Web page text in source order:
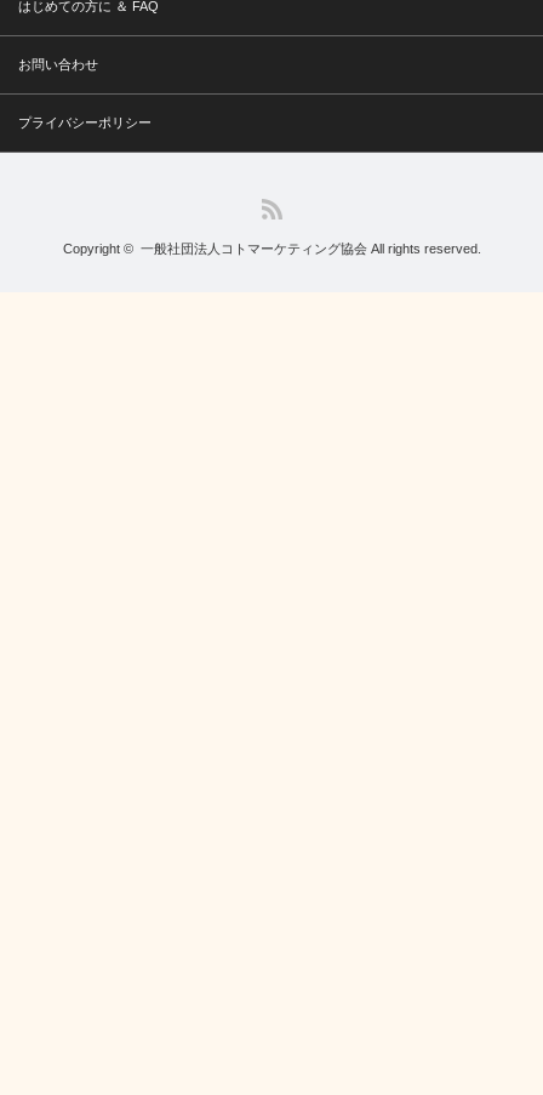
はじめての方に ＆ FAQ
お問い合わせ
プライバシーポリシー
Copyright © 一般社団法人コトマーケティング協会All rights reserved.